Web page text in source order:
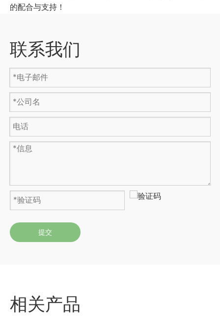
的配合与支持！
联系我们
提交
相关产品